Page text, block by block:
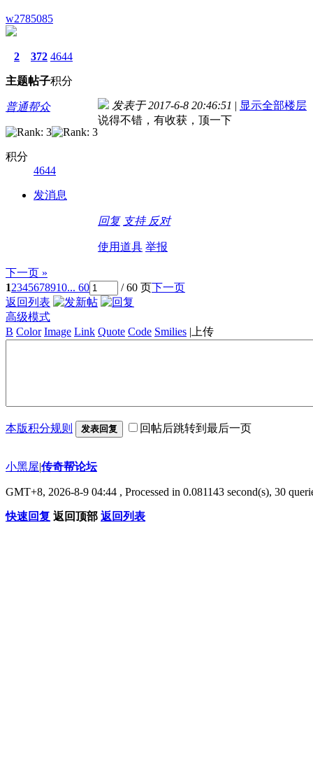
w2785085
2
主题
372
帖子
4644
积分
普通帮众
积分
4644
发消息
发表于 2017-6-8 20:46:51 | 显示全部楼层
说得不错，有收获，顶一下
回复 支持 反对
使用道具 举报
下一页 »
12345678910... 60 / 60 页下一页
返回列表
高级模式
B Color Image Link Quote Code Smilies | 上传
本版积分规则 发表回复 回帖后跳转到最后一页
小黑屋|传奇帮论坛
GMT+8, 2026-8-9 04:44 , Processed in 0.081143 second(s), 30
快速回复 返回顶部 返回列表